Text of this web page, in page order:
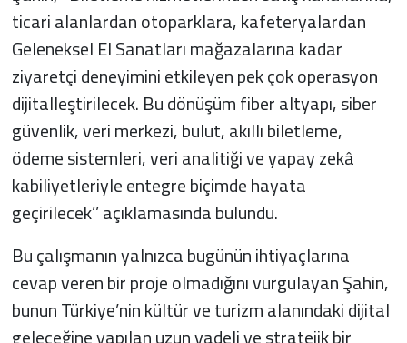
ticari alanlardan otoparklara, kafeteryalardan
Geleneksel El Sanatları mağazalarına kadar
ziyaretçi deneyimini etkileyen pek çok operasyon
dijitalleştirilecek. Bu dönüşüm fiber altyapı, siber
güvenlik, veri merkezi, bulut, akıllı biletleme,
ödeme sistemleri, veri analitiği ve yapay zekâ
kabiliyetleriyle entegre biçimde hayata
geçirilecek’’ açıklamasında bulundu.
Bu çalışmanın yalnızca bugünün ihtiyaçlarına
cevap veren bir proje olmadığını vurgulayan Şahin,
bunun Türkiye’nin kültür ve turizm alanındaki dijital